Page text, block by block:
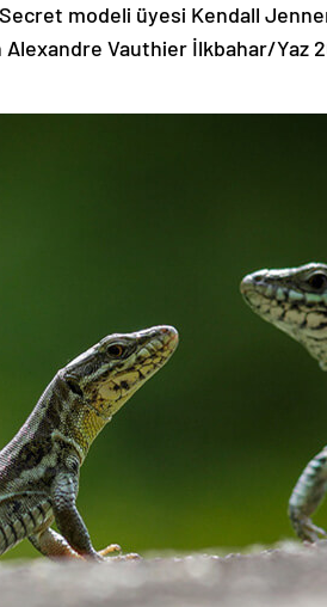
modeli üyesi Kendall
Alexandre Vauthier İlkbahar/Yaz